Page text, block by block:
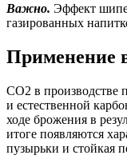
Важно. Эффект
газированных
Применение
CO2 в производстве
и естественной
ходе брожения в
итоге появляются
пузырьки и стойкая